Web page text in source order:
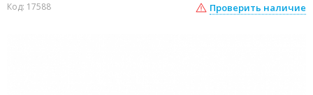
Код: 17588 Проверить наличие